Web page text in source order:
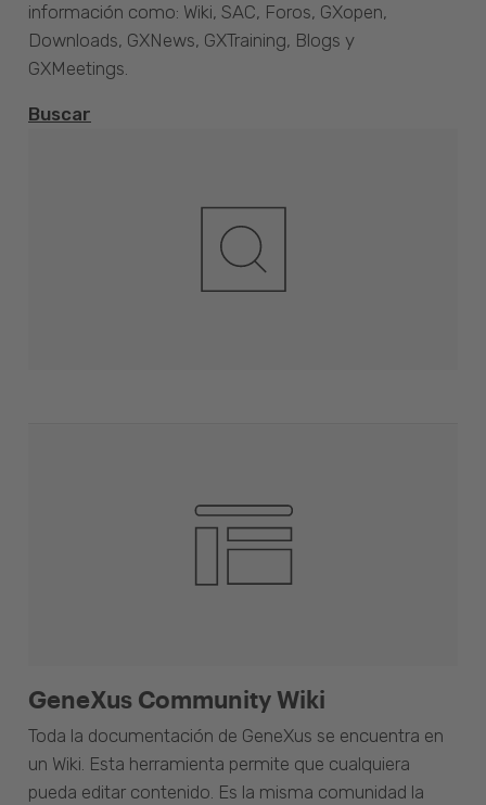
GeneXus Community Wiki
Toda la documentación de GeneXus se encuentra en
un Wiki. Esta herramienta permite que cualquiera
pueda editar contenido. Es la misma comunidad la
información como: Wiki, SAC, Foros, GXopen,
Downloads, GXNews, GXTraining, Blogs y
GXMeetings.
Buscar